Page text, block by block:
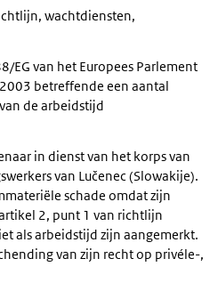
wachtdiensten,
EG van het Europees Parlement
betreffende een aantal
de arbeidstĳd
in dienst van het korps van
van Lučenec (Slowakije).
schade omdat zijn
2, punt 1 van richtlijn
als arbeidstijd zijn aangemerkt.
van zijn recht op privéle-,